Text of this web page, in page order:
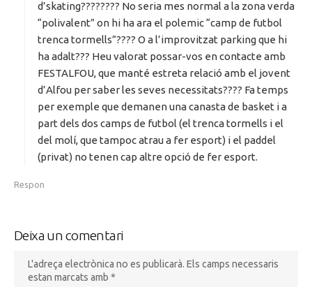
t
:
d’skating???????? No seria mes normal a la zona verda
“polivalent” on hi ha ara el polemic “camp de futbol
trenca tormells”???? O a l’improvitzat parking que hi
ha adalt??? Heu valorat possar-vos en contacte amb
FESTALFOU, que manté estreta relació amb el jovent
d’Alfou per saber les seves necessitats???? Fa temps
per exemple que demanen una canasta de basket i a
part dels dos camps de futbol (el trenca tormells i el
del molí, que tampoc atrau a fer esport) i el paddel
(privat) no tenen cap altre opció de fer esport.
Respon
Deixa un comentari
L'adreça electrònica no es publicarà. Els camps necessaris
estan marcats amb *